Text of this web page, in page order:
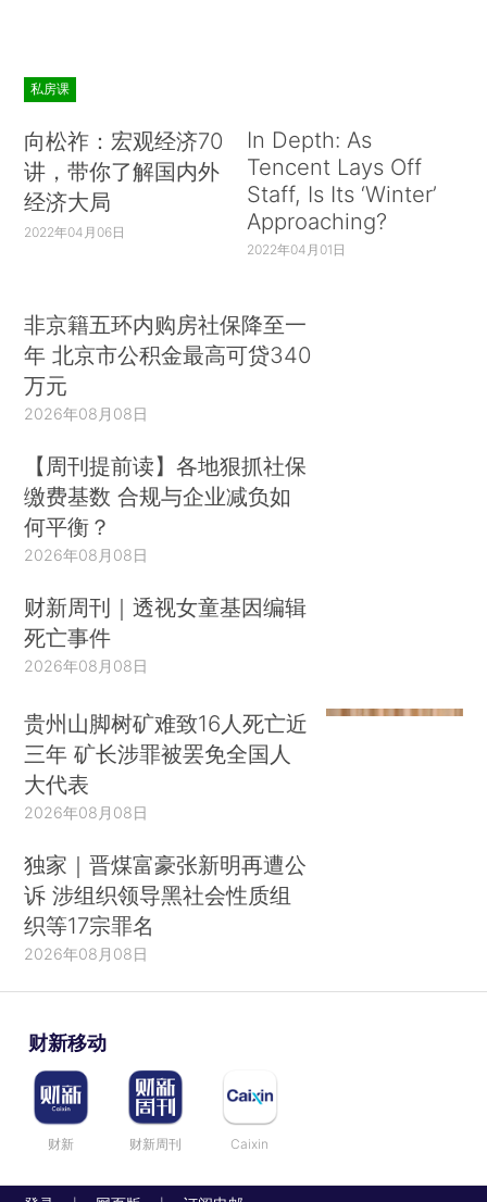
私房课
向松祚：宏观经济70
讲，带你了解国内外
经济大局
2022年04月06日
In Depth: As
Tencent Lays Off
Staff, Is Its ‘Winter’
Approaching?
2022年04月01日
非京籍五环内购房社保降至一
年 北京市公积金最高可贷340
万元
2026年08月08日
【周刊提前读】各地狠抓社保
缴费基数 合规与企业减负如
何平衡？
2026年08月08日
财新周刊｜透视女童基因编辑
死亡事件
2026年08月08日
贵州山脚树矿难致16人死亡近
三年 矿长涉罪被罢免全国人
大代表
2026年08月08日
独家｜晋煤富豪张新明再遭公
诉 涉组织领导黑社会性质组
织等17宗罪名
2026年08月08日
财新移动
财新 财新周刊 Caixin